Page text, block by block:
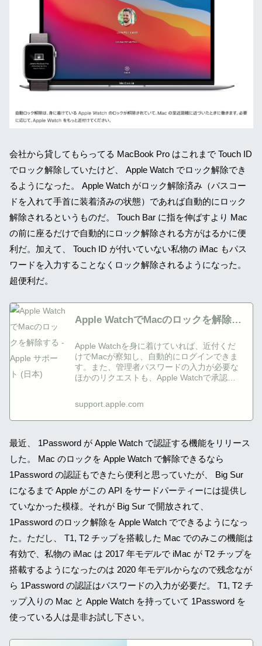
会社から貸してもらってる MacBook Pro はこれまで Touch ID
でロック解除していたけど、 Apple Watch でロック解除でき
るようになった。 Apple Watch がロック解除済み（パスコー
ドを入れて手首に装着済みの状態）であれば自動的にロック
解除されるというものだ。 Touch Bar に指を伸ばすより Mac
の前に座るだけで自動的にロック解除される方がはるかに便
利だ。加えて、 Touch ID が付いていない私物の iMac もパス
ワードを入力することなくロック解除されるようになった。
超便利だ。
Apple WatchでMacのロックを解除す
Apple Watchを身に着けていれば、近付くだ
けでMacが察知し、自動的にログインできま
す。また、管理者パスワードの入力が必要な
ほかのリクエストも、Apple Watchで承認で
support.apple.com
最近、 1Password が Apple Watch で認証する機能をリリース
した。 Mac のロックを Apple Watch で解除できるなら
1Password の認証もできたら便利と思っていたが、 Big Sur
になるまで Apple がこの API をサードパーティーには提供し
ていなかった模様。それが Big Sur で開放されて、
1Password のロック解除を Apple Watch でできるようになっ
た。ただし、 T1, T2 チップを搭載した Mac でのみこの機能は
有効で、私物の iMac は 2017 年モデルで iMac が T2 チップを
搭載するようになったのは 2020 年モデルからなので残念なが
ら 1Password の認証はパスワードの入力が必要だ。 T1, T2 チ
ップ入りの Mac と Apple Watch を持っていて 1Password を
使っている人は是非お試し下さい。